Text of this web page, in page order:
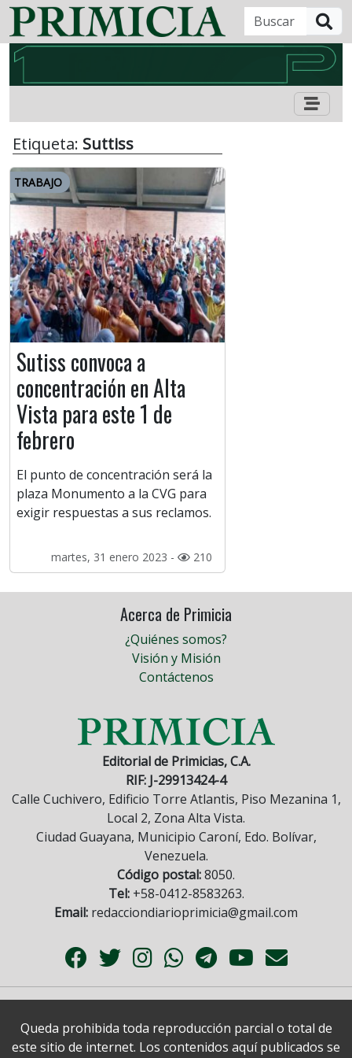
Etiqueta: Suttiss
TRABAJO
Sutiss convoca a
concentración en Alta
Vista para este 1 de
febrero
El punto de concentración será la
plaza Monumento a la CVG para
exigir respuestas a sus reclamos.
martes, 31 enero 2023 - 210
Acerca de Primicia
¿Quiénes somos?
Visión y Misión
Contáctenos
Editorial de Primicias, C.A.
RIF: J-29913424-4
Calle Cuchivero, Edificio Torre Atlantis, Piso Mezanina 1,
Local 2, Zona Alta Vista.
Ciudad Guayana, Municipio Caroní, Edo. Bolívar,
Venezuela.
Código postal:8050.
Tel:+58-0412-8583263.
Email: redacciondiarioprimicia@gmail.com
Queda prohibida toda reproducción parcial o total de
este sitio de internet. Los contenidos aquí publicados se